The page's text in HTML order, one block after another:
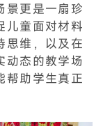
景更是一扇珍
儿童面对材料
思维，以及在
动态的教学场
帮助学生真正